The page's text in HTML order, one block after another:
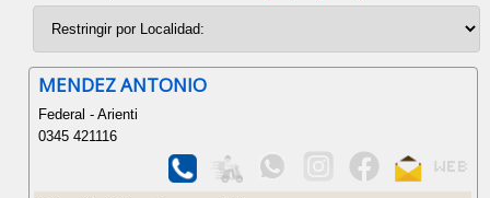
MENDEZ ANTONIO
Federal - Arienti
0345 421116